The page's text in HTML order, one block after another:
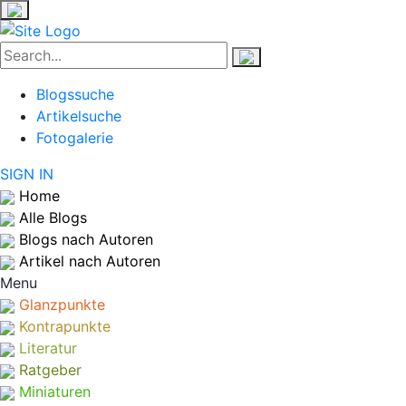
Blogssuche
Artikelsuche
Fotogalerie
SIGN IN
Home
Alle Blogs
Blogs nach Autoren
Artikel nach Autoren
Menu
Glanzpunkte
Kontrapunkte
Literatur
Ratgeber
Miniaturen